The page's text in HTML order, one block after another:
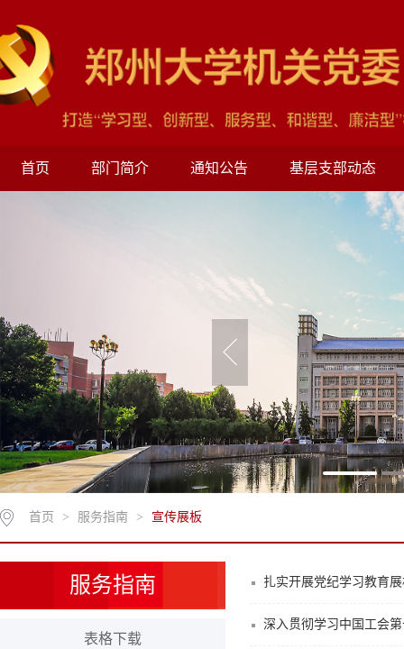
首页 部门简介 通知公告 基层支部动态
首页 > 服务指南 > 宣传展板
服务指南
表格下载
扎实开展党纪学习教育
深入贯彻学习中国工会